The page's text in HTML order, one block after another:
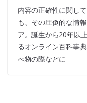
内容の正確性に関し
も、その圧倒的な情
ア。誕生から20年以
るオンライン百科事
べ物の際などに